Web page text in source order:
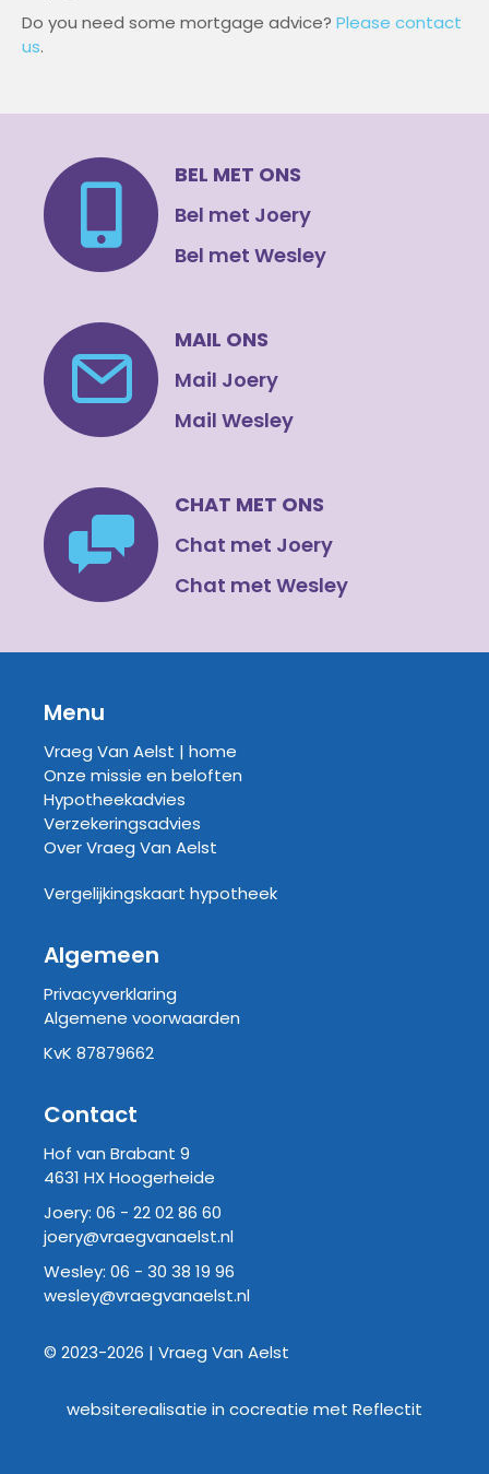
Do you need some mortgage advice? Please contact
us.
BEL MET ONS
Bel met Joery
Bel met Wesley
MAIL ONS
Mail Joery
Mail Wesley
CHAT MET ONS
Chat met Joery
Chat met Wesley
Menu
Vraeg Van Aelst | home
Onze missie en beloften
Hypotheekadvies
Verzekeringsadvies
Over Vraeg Van Aelst
Vergelijkingskaart hypotheek
Algemeen
Privacyverklaring
Algemene voorwaarden
KvK 87879662
Contact
Hof van Brabant 9
4631 HX Hoogerheide
Joery: 06 - 22 02 86 60
joery@vraegvanaelst.nl
Wesley: 06 - 30 38 19 96
wesley@vraegvanaelst.nl
© 2023-2026 | Vraeg Van Aelst
websiterealisatie in cocreatie met Reflectit